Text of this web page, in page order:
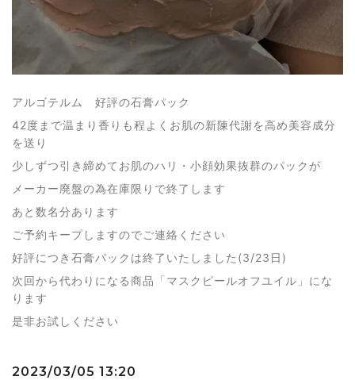
アルゴテルム 好評の石膏パック
42度まで温まり香りも程よくお肌の新陳代謝を高め美容成分
を送り
少しずつ引き締めてお肌のハリ・小顔効果抜群のパックが
メーカー廃盤の為在庫限りで終了します
あと数名分あります
ご予約キープしますのでご連絡ください
好評につき石膏パックは終了いたしました(3/23日)
次回から代わりになる商品「マスクピールオフユイル」にな
ります
是非お試しください
2023/03/05 13:20